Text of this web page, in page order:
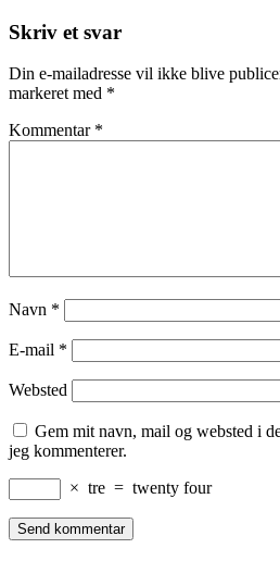
Skriv et svar
Din e-mailadresse vil ikke blive
markeret med *
Kommentar *
Navn *
E-mail *
Websted
Gem mit navn, mail og websted i
jeg kommenterer.
× tre = twenty four